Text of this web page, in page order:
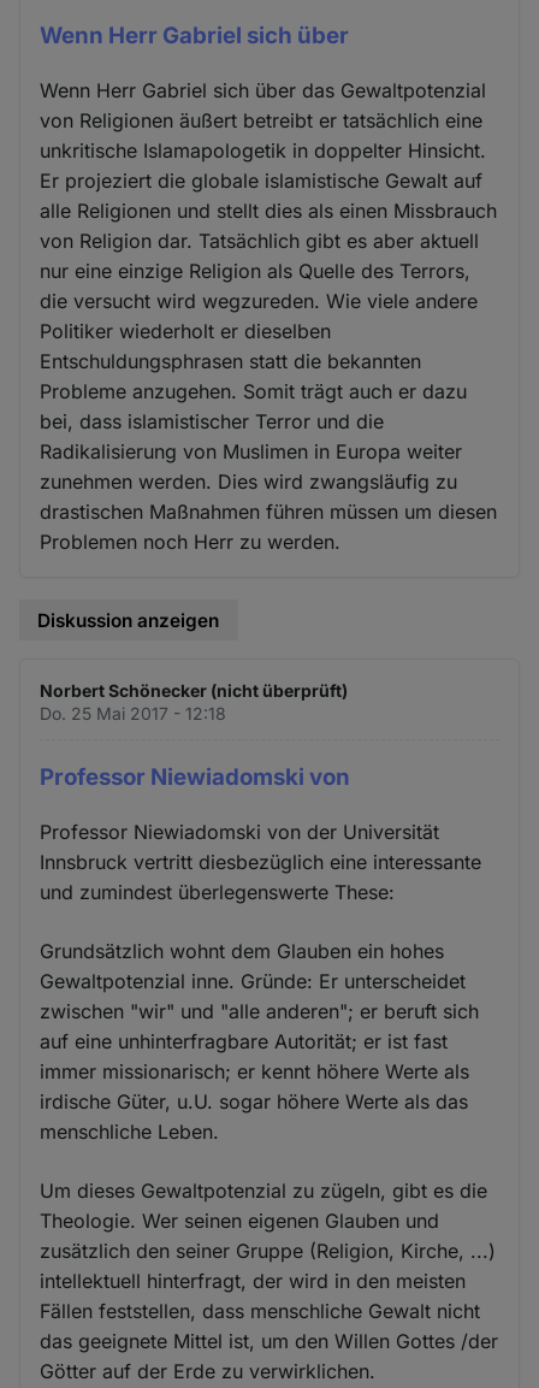
Wenn Herr Gabriel sich über
Wenn Herr Gabriel sich über das Gewaltpotenzial
von Religionen äußert betreibt er tatsächlich eine
unkritische Islamapologetik in doppelter Hinsicht.
Er projeziert die globale islamistische Gewalt auf
alle Religionen und stellt dies als einen Missbrauch
von Religion dar. Tatsächlich gibt es aber aktuell
nur eine einzige Religion als Quelle des Terrors,
die versucht wird wegzureden. Wie viele andere
Politiker wiederholt er dieselben
Entschuldungsphrasen statt die bekannten
Probleme anzugehen. Somit trägt auch er dazu
bei, dass islamistischer Terror und die
Radikalisierung von Muslimen in Europa weiter
zunehmen werden. Dies wird zwangsläufig zu
drastischen Maßnahmen führen müssen um diesen
Problemen noch Herr zu werden.
Diskussion anzeigen
Norbert Schönecker (nicht überprüft)
Do. 25 Mai 2017 - 12:18
Professor Niewiadomski von
Professor Niewiadomski von der Universität
Innsbruck vertritt diesbezüglich eine interessante
und zumindest überlegenswerte These:
Grundsätzlich wohnt dem Glauben ein hohes
Gewaltpotenzial inne. Gründe: Er unterscheidet
zwischen "wir" und "alle anderen"; er beruft sich
auf eine unhinterfragbare Autorität; er ist fast
immer missionarisch; er kennt höhere Werte als
irdische Güter, u.U. sogar höhere Werte als das
menschliche Leben.
Um dieses Gewaltpotenzial zu zügeln, gibt es die
Theologie. Wer seinen eigenen Glauben und
zusätzlich den seiner Gruppe (Religion, Kirche, ...)
intellektuell hinterfragt, der wird in den meisten
Fällen feststellen, dass menschliche Gewalt nicht
das geeignete Mittel ist, um den Willen Gottes /der
Götter auf der Erde zu verwirklichen.